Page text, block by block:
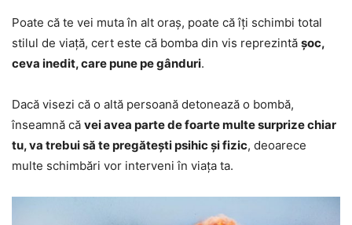
Poate că te vei muta în alt oraș, poate că îți schimbi total
stilul de viață, cert este că bomba din vis reprezintă șoc,
ceva inedit, care pune pe gânduri.
Dacă visezi că o altă persoană detonează o bombă,
înseamnă că vei avea parte de foarte multe surprize chiar
tu, va trebui să te pregătești psihic și fizic, deoarece
multe schimbări vor interveni în viața ta.